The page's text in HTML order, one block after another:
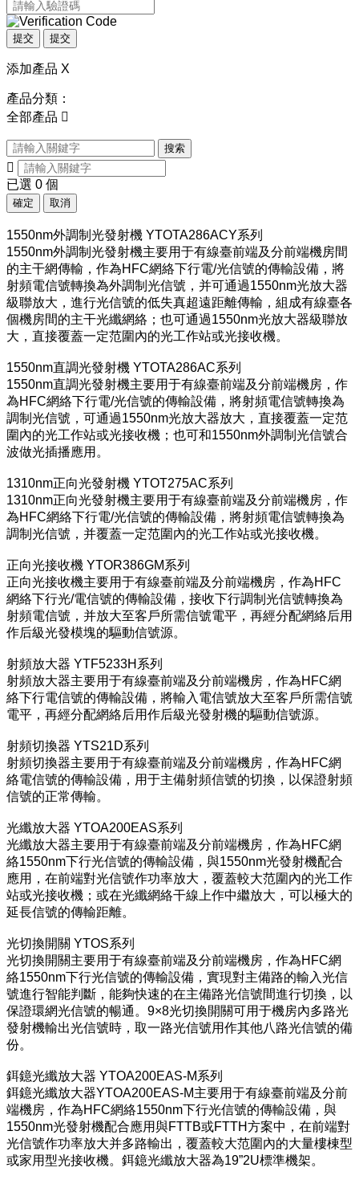
提交 提交
添加產品 X
產品分類：
全部產品 
搜索

已選 0 個
確定 取消
1550nm外調制光發射機 YTOTA286ACY系列
1550nm外調制光發射機主要用于有線臺前端及分前端機房間
的主干網傳輸，作為HFC網絡下行電/光信號的傳輸設備，將
射頻電信號轉換為外調制光信號，并可通過1550nm光放大器
級聯放大，進行光信號的低失真超遠距離傳輸，組成有線臺各
個機房間的主干光纖網絡；也可通過1550nm光放大器級聯放
大，直接覆蓋一定范圍內的光工作站或光接收機。
1550nm直調光發射機 YTOTA286AC系列
1550nm直調光發射機主要用于有線臺前端及分前端機房，作
為HFC網絡下行電/光信號的傳輸設備，將射頻電信號轉換為
調制光信號，可通過1550nm光放大器放大，直接覆蓋一定范
圍內的光工作站或光接收機；也可和1550nm外調制光信號合
波做光插播應用。
1310nm正向光發射機 YTOT275AC系列
1310nm正向光發射機主要用于有線臺前端及分前端機房，作
為HFC網絡下行電/光信號的傳輸設備，將射頻電信號轉換為
調制光信號，并覆蓋一定范圍內的光工作站或光接收機。
正向光接收機 YTOR386GM系列
正向光接收機主要用于有線臺前端及分前端機房，作為HFC
網絡下行光/電信號的傳輸設備，接收下行調制光信號轉換為
射頻電信號，并放大至客戶所需信號電平，再經分配網絡后用
作后級光發模塊的驅動信號源。
射頻放大器 YTF5233H系列
射頻放大器主要用于有線臺前端及分前端機房，作為HFC網
絡下行電信號的傳輸設備，將輸入電信號放大至客戶所需信號
電平，再經分配網絡后用作后級光發射機的驅動信號源。
射頻切換器 YTS21D系列
射頻切換器主要用于有線臺前端及分前端機房，作為HFC網
絡電信號的傳輸設備，用于主備射頻信號的切換，以保證射頻
信號的正常傳輸。
光纖放大器 YTOA200EAS系列
光纖放大器主要用于有線臺前端及分前端機房，作為HFC網
絡1550nm下行光信號的傳輸設備，與1550nm光發射機配合
應用，在前端對光信號作功率放大，覆蓋較大范圍內的光工作
站或光接收機；或在光纖網絡干線上作中繼放大，可以極大的
延長信號的傳輸距離。
光切換開關 YTOS系列
光切換開關主要用于有線臺前端及分前端機房，作為HFC網
絡1550nm下行光信號的傳輸設備，實現對主備路的輸入光信
號進行智能判斷，能夠快速的在主備路光信號間進行切換，以
保證環網光信號的暢通。9×8光切換開關可用于機房內多路光
發射機輸出光信號時，取一路光信號用作其他八路光信號的備
份。
鉺鐿光纖放大器 YTOA200EAS-M系列
鉺鐿光纖放大器YTOA200EAS-M主要用于有線臺前端及分前
端機房，作為HFC網絡1550nm下行光信號的傳輸設備，與
1550nm光發射機配合應用與FTTB或FTTH方案中，在前端對
光信號作功率放大并多路輸出，覆蓋較大范圍內的大量樓棟型
或家用型光接收機。鉺鐿光纖放大器為19”2U標準機架。